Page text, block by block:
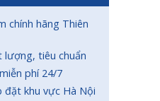
chính hãng Thiên
lượng, tiêu chuẩn
phí 24/7
đặt khu vực Hà Nội